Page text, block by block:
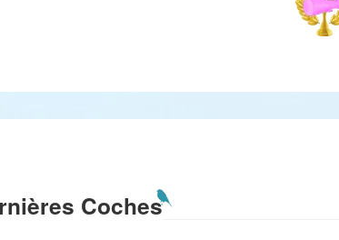
Coches